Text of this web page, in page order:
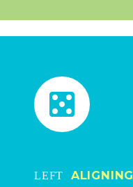


LEFT ALIGNING